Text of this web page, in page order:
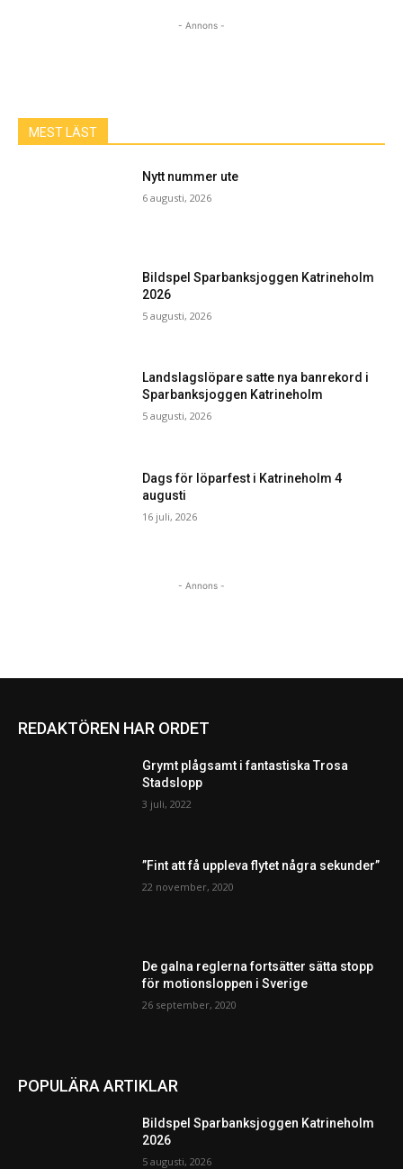
- Annons -
MEST LÄST
Nytt nummer ute
6 augusti, 2026
Bildspel Sparbanksjoggen Katrineholm
2026
5 augusti, 2026
Landslagslöpare satte nya banrekord i
Sparbanksjoggen Katrineholm
5 augusti, 2026
Dags för löparfest i Katrineholm 4
augusti
16 juli, 2026
- Annons -
REDAKTÖREN HAR ORDET
Grymt plågsamt i fantastiska Trosa
Stadslopp
3 juli, 2022
”Fint att få uppleva flytet några sekunder”
22 november, 2020
De galna reglerna fortsätter sätta stopp
för motionsloppen i Sverige
26 september, 2020
POPULÄRA ARTIKLAR
Bildspel Sparbanksjoggen Katrineholm
2026
5 augusti, 2026